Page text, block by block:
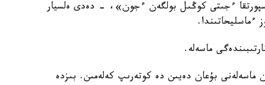
سپورتقا ءجىتى كوڭىل بولگەن ءجون»، - دەدى ەلسيار
ءماسليحاتىندا.
ماسەلە.
ماسەلەنى بۇعان دەيىن دە كوتەرىپ كەلەمىن. بىزدە